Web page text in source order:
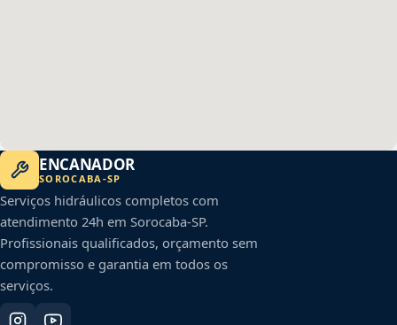
ENCANADOR
SOROCABA -SP
Serviços hidráulicos completos com
atendimento 24h em Sorocaba-SP.
Profissionais qualificados, orçamento sem
compromisso e garantia em todos os
serviços.